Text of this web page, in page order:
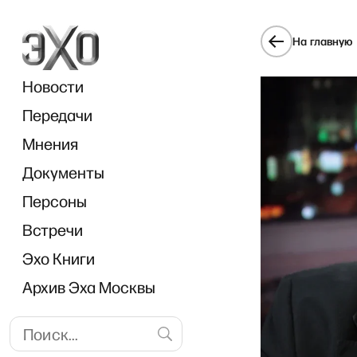
Новости
Передачи
Мнения
Документы
Персоны
Встречи
Эхо Книги
Архив Эха Москвы
На главную